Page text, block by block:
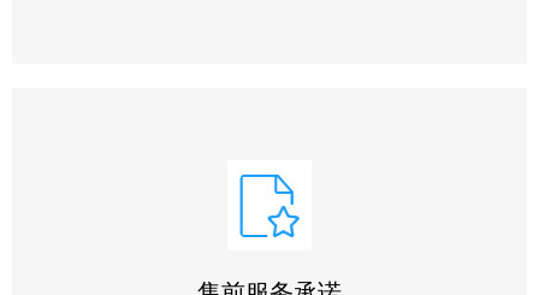
我们始终坚持 ‌“用户第一”‌ 原则，严格执行本承诺书所列条
款，不断完善服务体系，以 ‌优质、系统、全面、快捷‌ 的服
务赢得客户信赖，为客户提供可靠的售前、售中及售后全方